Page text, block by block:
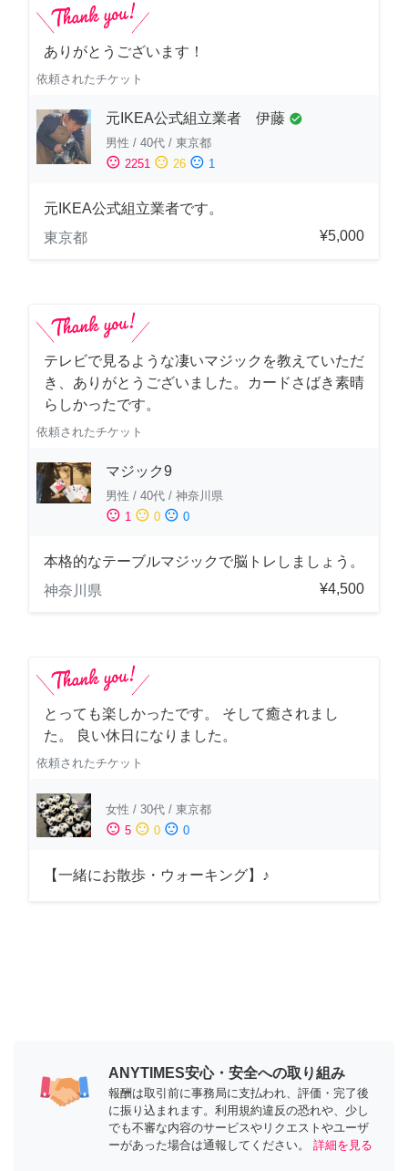
ありがとうございます！
依頼されたチケット
元IKEA公式組立業者 伊藤 check_circle
男性 / 40代 / 東京都
sentiment_satisfied 2251 sentiment_neutral 26 sentiment_dissatisfied 1
元IKEA公式組立業者です。
東京都
¥5,000
テレビで見るような凄いマジックを教えていただ
き、ありがとうございました。カードさばき素晴
らしかったです。
依頼されたチケット
マジック9
男性 / 40代 / 神奈川県
sentiment_satisfied 1 sentiment_neutral 0 sentiment_dissatisfied 0
本格的なテーブルマジックで脳トレしましょう。
神奈川県
¥4,500
とっても楽しかったです。 そして癒されまし
た。 良い休日になりました。
依頼されたチケット
女性 / 30代 / 東京都
sentiment_satisfied 5 sentiment_neutral 0 sentiment_dissatisfied 0
【一緒にお散歩・ウォーキング】♪
ANYTIMES安心・安全への取り組み
報酬は取引前に事務局に支払われ、評価・完了後
に振り込まれます。利用規約違反の恐れや、少し
でも不審な内容のサービスやリクエストやユーザ
ーがあった場合は通報してください。
詳細を見る